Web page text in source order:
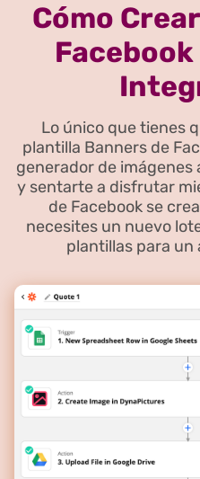
Cómo
Lo único que tienes
plantilla Banners de
generador de
y sentarte a disfrutar
de Facebook se
necesites un nuevo
plantillas para un